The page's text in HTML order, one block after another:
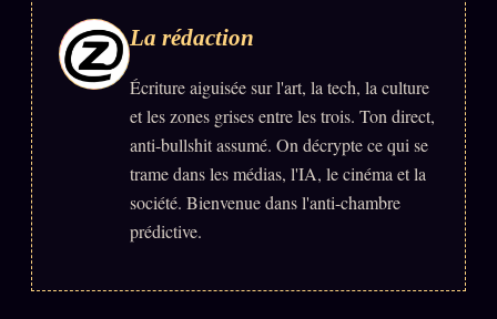
La rédaction
Écriture aiguisée sur l'art, la tech, la culture
et les zones grises entre les trois. Ton direct,
anti-bullshit assumé. On décrypte ce qui se
trame dans les médias, l'IA, le cinéma et la
société. Bienvenue dans l'anti-chambre
prédictive.